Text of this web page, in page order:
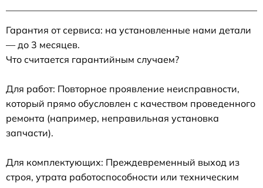
Гарантия от сервиса: на установленные нами детали
— до 3 месяцев.
Что считается гарантийным случаем?
Для работ: Повторное проявление неисправности,
который прямо обусловлен с качеством проведенного
ремонта (например, неправильная установка
запчасти).
Для комплектующих: Преждевременный выход из
строя, утрата работоспособности или техническим